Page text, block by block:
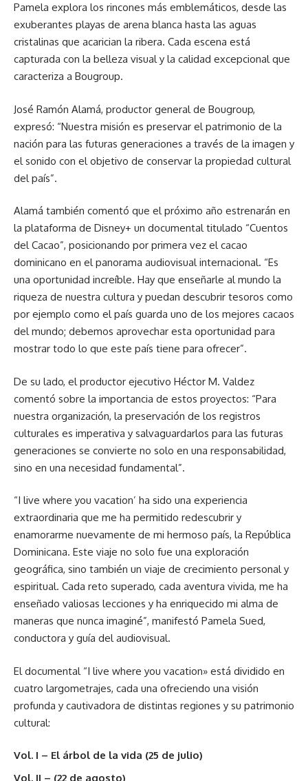
Pamela explora los rincones más emblemáticos, desde las
exuberantes playas de arena blanca hasta las aguas
cristalinas que acarician la ribera. Cada escena está
capturada con la belleza visual y la calidad excepcional que
caracteriza a Bougroup.
José Ramón Alamá, productor general de Bougroup,
expresó: “Nuestra misión es preservar el patrimonio de la
nación para las futuras generaciones a través de la imagen y
el sonido con el objetivo de conservar la propiedad cultural
del país”.
Alamá también comentó que el próximo año estrenarán en
la plataforma de Disney+ un documental titulado “Cuentos
del Cacao”, posicionando por primera vez el cacao
dominicano en el panorama audiovisual internacional. “Es
una oportunidad increíble. Hay que enseñarle al mundo la
riqueza de nuestra cultura y puedan descubrir tesoros como
por ejemplo como el país guarda uno de los mejores cacaos
del mundo; debemos aprovechar esta oportunidad para
mostrar todo lo que este país tiene para ofrecer”.
De su lado, el productor ejecutivo Héctor M. Valdez
comentó sobre la importancia de estos proyectos: “Para
nuestra organización, la preservación de los registros
culturales es imperativa y salvaguardarlos para las futuras
generaciones se convierte no solo en una responsabilidad,
sino en una necesidad fundamental”.
“I live where you vacation’ ha sido una experiencia
extraordinaria que me ha permitido redescubrir y
enamorarme nuevamente de mi hermoso país, la República
Dominicana. Este viaje no solo fue una exploración
geográfica, sino también un viaje de crecimiento personal y
espiritual. Cada reto superado, cada aventura vivida, me ha
enseñado valiosas lecciones y ha enriquecido mi alma de
maneras que nunca imaginé”, manifestó Pamela Sued,
conductora y guía del audiovisual.
El documental “I live where you vacation» está dividido en
cuatro largometrajes, cada una ofreciendo una visión
profunda y cautivadora de distintas regiones y su patrimonio
cultural:
Vol. I – El árbol de la vida (25 de julio)
Vol. II – (22 de agosto)